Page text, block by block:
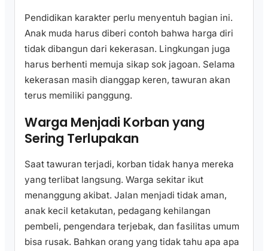
Pendidikan karakter perlu menyentuh bagian ini.
Anak muda harus diberi contoh bahwa harga diri
tidak dibangun dari kekerasan. Lingkungan juga
harus berhenti memuja sikap sok jagoan. Selama
kekerasan masih dianggap keren, tawuran akan
terus memiliki panggung.
Warga Menjadi Korban yang
Sering Terlupakan
Saat tawuran terjadi, korban tidak hanya mereka
yang terlibat langsung. Warga sekitar ikut
menanggung akibat. Jalan menjadi tidak aman,
anak kecil ketakutan, pedagang kehilangan
pembeli, pengendara terjebak, dan fasilitas umum
bisa rusak. Bahkan orang yang tidak tahu apa apa